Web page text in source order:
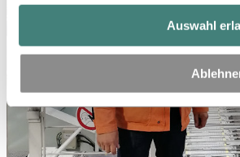
Auswahl